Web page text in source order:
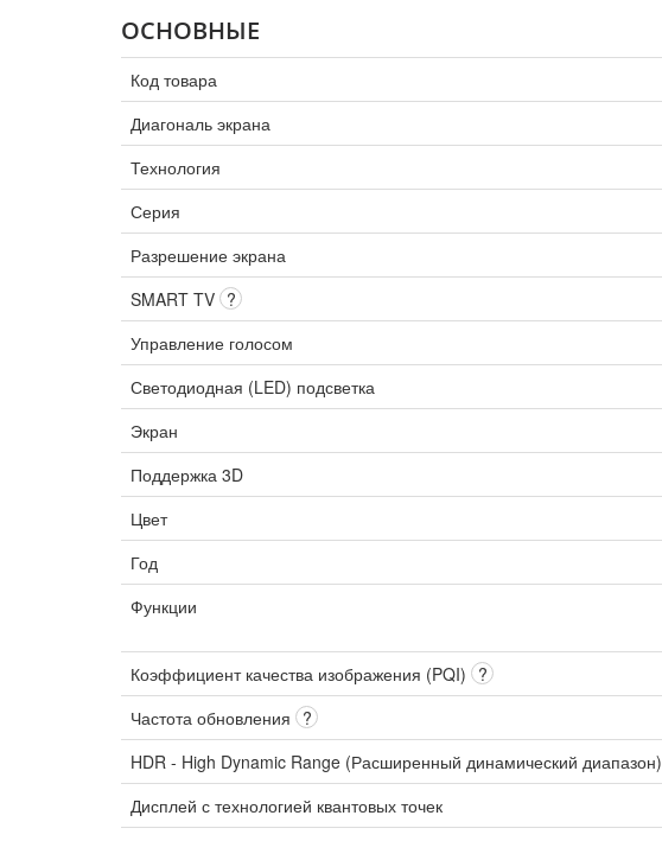
ОСНОВНЫЕ
Код товара
Диагональ экрана
Технология
Серия
Разрешение экрана
SMART TV ?
Управление голосом
Светодиодная (LED) подсветка
Экран
Поддержка 3D
Цвет
Год
Функции
Коэффициент качества изображения (PQI) ?
Частота обновления ?
HDR - High Dynamic Range (Расширенный динамический диапазон)
Дисплей с технологией квантовых точек